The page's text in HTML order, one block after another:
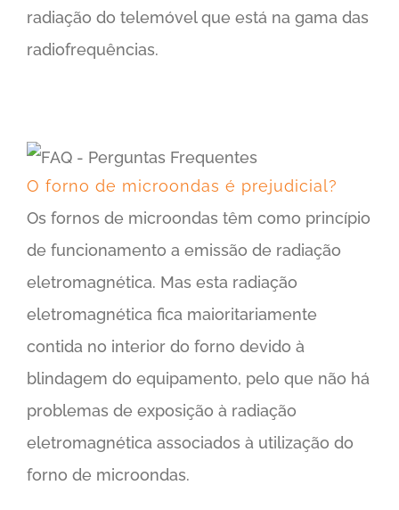
radiação do telemóvel que está na gama das
radiofrequências.
O forno de microondas é prejudicial?
Os fornos de microondas têm como princípio
de funcionamento a emissão de radiação
eletromagnética. Mas esta radiação
eletromagnética fica maioritariamente
contida no interior do forno devido à
blindagem do equipamento, pelo que não há
problemas de exposição à radiação
eletromagnética associados à utilização do
forno de microondas.